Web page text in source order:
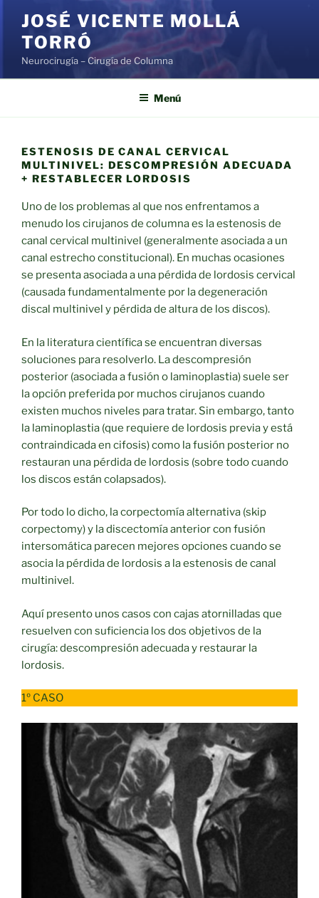
contenido
JOSÉ VICENTE MOLLÁ
TORRÓ
Neurocirugía – Cirugía de Columna
Menú
ESTENOSIS DE CANAL CERVICAL
MULTINIVEL: DESCOMPRESIÓN ADECUADA
+ RESTABLECER LORDOSIS
Uno de los problemas al que nos enfrentamos a
menudo los cirujanos de columna es la estenosis de
canal cervical multinivel (generalmente asociada a un
canal estrecho constitucional). En muchas ocasiones
se presenta asociada a una pérdida de lordosis cervical
(causada fundamentalmente por la degeneración
discal multinivel y pérdida de altura de los discos).
En la literatura científica se encuentran diversas
soluciones para resolverlo. La descompresión
posterior (asociada a fusión o laminoplastia) suele ser
la opción preferida por muchos cirujanos cuando
existen muchos niveles para tratar. Sin embargo, tanto
la laminoplastia (que requiere de lordosis previa y está
contraindicada en cifosis) como la fusión posterior no
restauran una pérdida de lordosis (sobre todo cuando
los discos están colapsados).
Por todo lo dicho, la corpectomía alternativa (skip
corpectomy) y la discectomía anterior con fusión
intersomática parecen mejores opciones cuando se
asocia la pérdida de lordosis a la estenosis de canal
multinivel.
Aquí presento unos casos con cajas atornilladas que
resuelven con suficiencia los dos objetivos de la
cirugía: descompresión adecuada y restaurar la
lordosis.
1º CASO